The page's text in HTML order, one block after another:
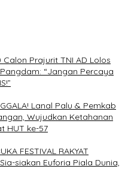
Calon Prajurit TNI AD Lolos
“Jangan Percaya
Lanal Palu & Pemkab
Wujudkan Ketahanan
HUT ke-57
FESTIVAL RAKYAT
siakan Euforia Piala Dunia,